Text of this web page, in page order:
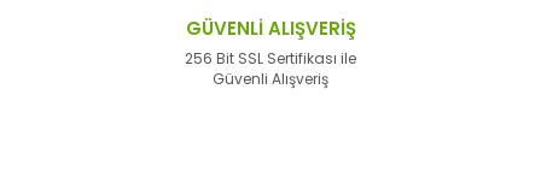
GÜVENLİ ALIŞVERİŞ
256 Bit SSL Sertifikası ile
Güvenli Alışveriş